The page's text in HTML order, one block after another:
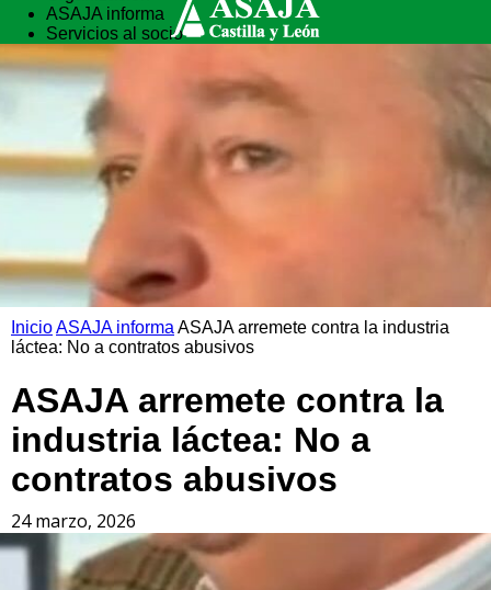
ASAJA informa
Servicios al socio
Vida rural
Formación
InicioASAJA informa ASAJA arremete contra la industria
láctea: No a contratos abusivos
ASAJA arremete contra la
industria láctea: No a
contratos abusivos
24 marzo, 2026